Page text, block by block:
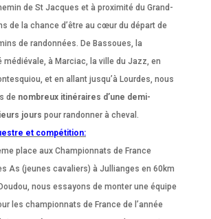
de St Jacques et à proximité du Grand-
de la chance d’être au cœur du départ de
de randonnées. De Bassoues, la
médiévale, à Marciac, la ville du Jazz, en
et en allant jusqu’à Lourdes, nous
de nombreux itinéraires d’une demi-
jours pour randonner à cheval.
et compétition:
place aux Championnats de France
As (jeunes cavaliers) à Jullianges en 60km
nous essayons de monter une équipe
les championnats de France de l’année